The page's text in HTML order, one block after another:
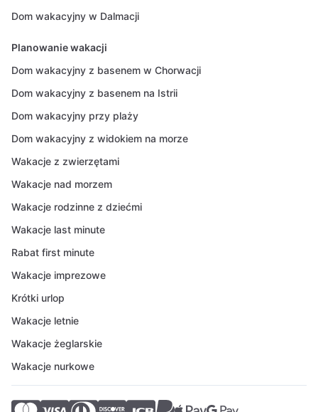
Dom wakacyjny w Dalmacji
Planowanie wakacji
Dom wakacyjny z basenem w Chorwacji
Dom wakacyjny z basenem na Istrii
Dom wakacyjny przy plaży
Dom wakacyjny z widokiem na morze
Wakacje z zwierzętami
Wakacje nad morzem
Wakacje rodzinne z dziećmi
Wakacje last minute
Rabat first minute
Wakacje imprezowe
Krótki urlop
Wakacje letnie
Wakacje żeglarskie
Wakacje nurkowe